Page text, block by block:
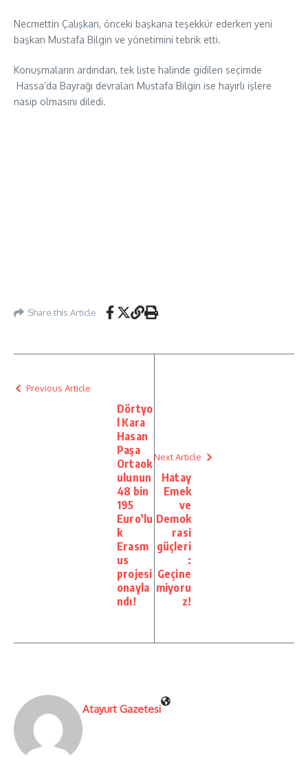
Necmettin Çalışkan, önceki başkana teşekkür ederken yeni
başkan Mustafa Bilgin ve yönetimini tebrik etti.
Konuşmaların ardından, tek liste halinde gidilen seçimde
Hassa’da Bayrağı devralan Mustafa Bilgin ise hayırlı işlere
nasip olmasını diledi.
Share this Article
Previous Article
Dörtyo
l Kara
Hasan
Paşa
Ortaok
ulunun
48 bin
195
Euro’lu
k
Erasm
us
projesi
onayla
ndı!
Next Article
Hatay
Emek
ve
Demok
rasi
güçleri
:
Geçine
miyoru
z!
Atayurt Gazetesi